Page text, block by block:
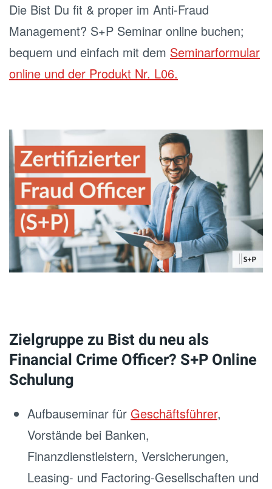
Die Bist Du fit & proper im Anti-Fraud
Management? S+P Seminar online buchen;
bequem und einfach mit dem Seminarformular
online und der Produkt Nr. L06.
Zielgruppe zu Bist du neu als
Financial Crime Officer? S+P Online
Schulung
Aufbauseminar für Geschäftsführer,
Vorstände bei Banken,
Finanzdienstleistern, Versicherungen,
Leasing- und Factoring-Gesellschaften und